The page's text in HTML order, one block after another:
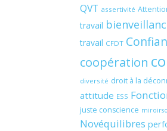
QVT assertivité
travail
travail CFDT
coopération
diversité droit à la
attitude ESS
juste conscience
Novéquilibres